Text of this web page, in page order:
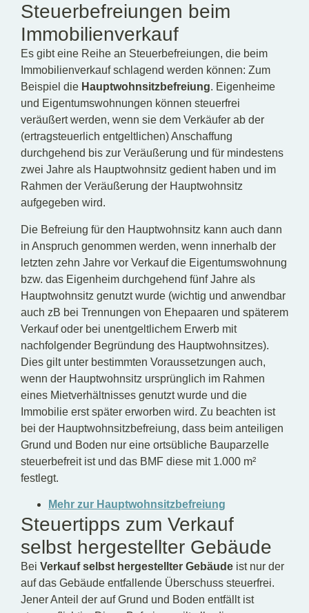
Steuerbefreiungen beim
Immobilienverkauf
Es gibt eine Reihe an Steuerbefreiungen, die beim
Immobilienverkauf schlagend werden können: Zum
Beispiel die Hauptwohnsitzbefreiung. Eigenheime
und Eigentumswohnungen können steuerfrei
veräußert werden, wenn sie dem Verkäufer ab der
(ertragsteuerlich entgeltlichen) Anschaffung
durchgehend bis zur Veräußerung und für mindestens
zwei Jahre als Hauptwohnsitz gedient haben und im
Rahmen der Veräußerung der Hauptwohnsitz
aufgegeben wird.
Die Befreiung für den Hauptwohnsitz kann auch dann
in Anspruch genommen werden, wenn innerhalb der
letzten zehn Jahre vor Verkauf die Eigentumswohnung
bzw. das Eigenheim durchgehend fünf Jahre als
Hauptwohnsitz genutzt wurde (wichtig und anwendbar
auch zB bei Trennungen von Ehepaaren und späterem
Verkauf oder bei unentgeltlichem Erwerb mit
nachfolgender Begründung des Hauptwohnsitzes).
Dies gilt unter bestimmten Voraussetzungen auch,
wenn der Hauptwohnsitz ursprünglich im Rahmen
eines Mietverhältnisses genutzt wurde und die
Immobilie erst später erworben wird. Zu beachten ist
bei der Hauptwohnsitzbefreiung, dass beim anteiligen
Grund und Boden nur eine ortsübliche Bauparzelle
steuerbefreit ist und das BMF diese mit 1.000 m²
festlegt.
Mehr zur Hauptwohnsitzbefreiung
Steuertipps zum Verkauf
selbst hergestellter Gebäude
Bei Verkauf selbst hergestellter Gebäude ist nur der
auf das Gebäude entfallende Überschuss steuerfrei.
Jener Anteil der auf Grund und Boden entfällt ist